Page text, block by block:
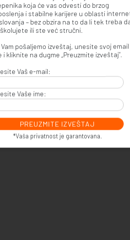
koja će vas odvesti do brzog
i stabilne karijere u oblasti
– bez obzira na to da li tek treba
ili ste već stručni.
Vam pošaljemo izveštaj, unesite svoj email
i kliknite na dugme „Preuzmite izveštaj”.
Vaš e-mail:
Vaše ime:
*Vaša privatnost je garantovana.
li ima mesta?
saznate sve o upisu,kliknite ovde.
Prijavite se